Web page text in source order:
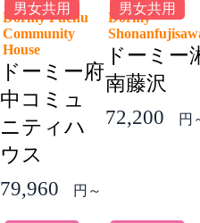
男女共用
Dormy Fuchu
Community
House
ドーミー府
中コミュ
ニティハ
ウス
79,960
円～
男女共用
Dormy
ドーミー
南藤沢
72,200
円